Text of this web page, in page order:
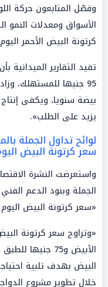
وفصّل المتابعون حركة
الأسواق ومعدلات
كرتونة البيض الأحمر
تفيد التقارير الميدانية
بيضة سنويا، ويكفى
يزيد على الطلب».
لوائح تداول الجملة
سعر كرتونة البيض
واستعرضت النشرة
الجملة وبنود الدعم
«سعر كرتونة البيض اليوم
الأبيض و75
البيض بهدف تلبية
خلال تطوير مشروع